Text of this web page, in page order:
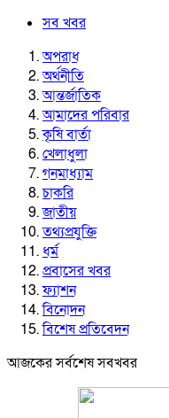
সব খবর
অপরাধ
অর্থনীতি
আন্তর্জাতিক
আমাদের পরিবার
কৃষি বার্তা
খেলাধুলা
গনমাধ্যাম
চাকরি
জাতীয়
তথ্যপ্রযুক্তি
ধর্ম
প্রবাসের খবর
ফ্যাশন
বিনোদন
বিশেষ প্রতিবেদন
আজকের সর্বশেষ সবখবর